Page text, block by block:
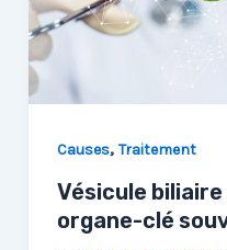
Causes, Traitement
Vésicule
organe-clé